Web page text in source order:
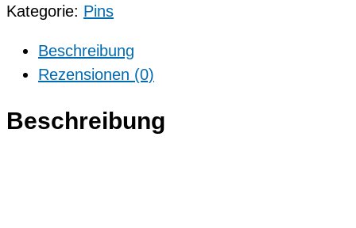
Schwarze
Menge
Kategorie: Pins
Beschreibung
Rezensionen (0)
Beschreibung